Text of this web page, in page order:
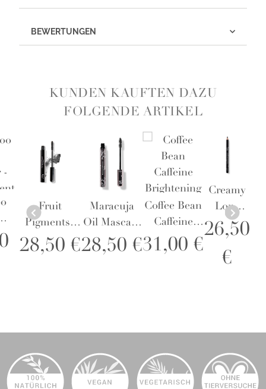
BEWERTUNGEN
KUNDEN KAUFTEN DAZU
FOLGENDE ARTIKEL
-
Fruit
Pigments®
Ultra
Lengthening
28,50 €
Maracuja
Oil Mascara
Black Tea -
Wimperntusche
28,50 €
Coffee Bean
Caffeine
Brightening
Eye Cream
31,00 €
Creamy
Long
Last
Eyeliner
Blackest
26,50
€